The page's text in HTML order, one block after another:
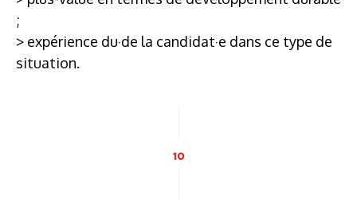
;
> expérience du·de la candidat·e dans ce type de
situation.
10